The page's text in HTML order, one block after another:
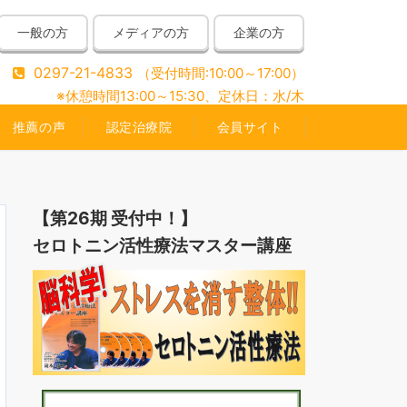
一般の方 メディアの方 企業の方
0297-21-4833
（受付時間:10:00～17:00）
※休憩時間13:00～15:30、定休日：水/木
推薦の声 認定治療院 会員サイト
【第26期 受付中！】
セロトニン活性療法マスター講座